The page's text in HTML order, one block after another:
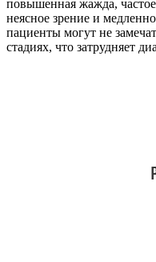
повышенная жажда,
неясное зрение и
пациенты могут не
стадиях, что затрудняет